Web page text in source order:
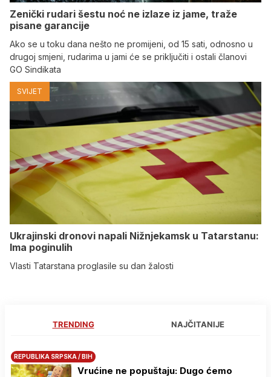
Zenički rudari šestu noć ne izlaze iz jame, traže
pisane garancije
Ako se u toku dana nešto ne promijeni, od 15 sati, odnosno u
drugoj smjeni, rudarima u jami će se priključiti i ostali članovi
GO Sindikata
SVIJET
Ukrajinski dronovi napali Nižnjekamsk u Tatarstanu:
Ima poginulih
Vlasti Tatarstana proglasile su dan žalosti
TRENDING NAJČITANIJE
REPUBLIKA SRPSKA / BIH
Vrućine ne popuštaju: Dugo ćemo